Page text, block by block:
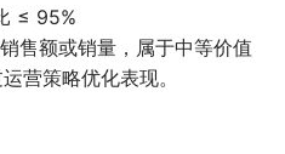
≤ 95%
售额或销量，属于中等价值
营策略优化表现。